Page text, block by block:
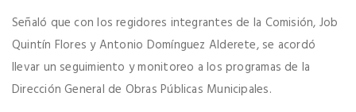
Señaló que con los regidores integrantes de la Comisión, Job
Quintín Flores y Antonio Domínguez Alderete, se acordó
llevar un seguimiento y monitoreo a los programas de la
Dirección General de Obras Públicas Municipales.